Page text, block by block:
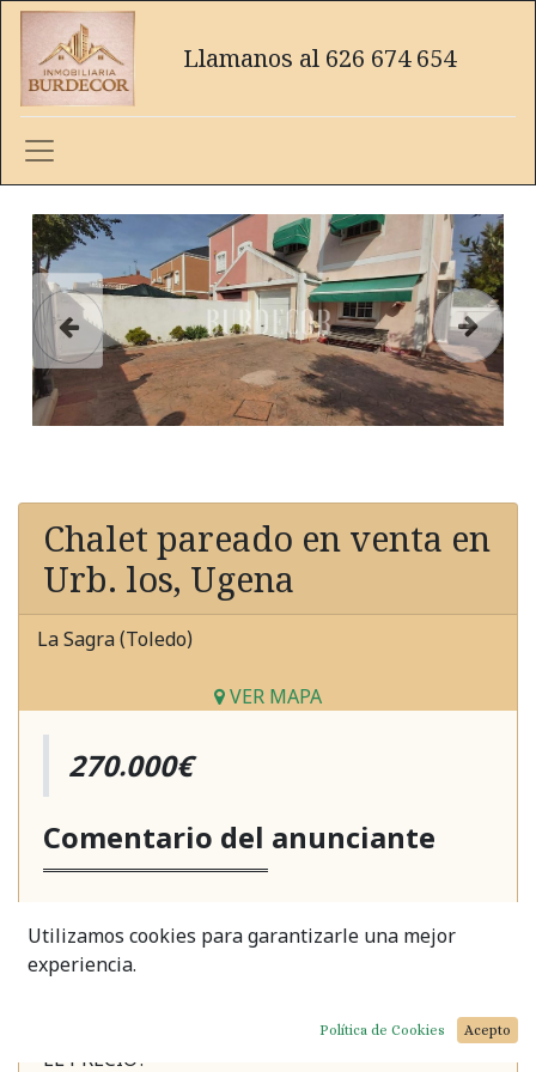
Llamanos al 626 674 654
Anterior
Chalet pareado en venta en
Urb. los, Ugena
La Sagra (Toledo)
VER MAPA
270.000€
Comentario del anunciante
Inmobiliaria Burdecor
comercializa en regimen
de venta este precioso chalet en la localidad de
Ugena (Toledo).
¡HONORARIOS DE INMOBILIARIA INCLUIDOS EN
EL PRECIO!
Utilizamos cookies para garantizarle una mejor
experiencia.
Política de Cookies Acepto